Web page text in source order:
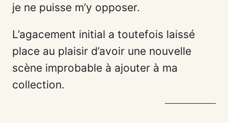
je ne puisse m’y opposer.
L’agacement initial a toutefois laissé
place au plaisir d’avoir une nouvelle
scène improbable à ajouter à ma
collection.